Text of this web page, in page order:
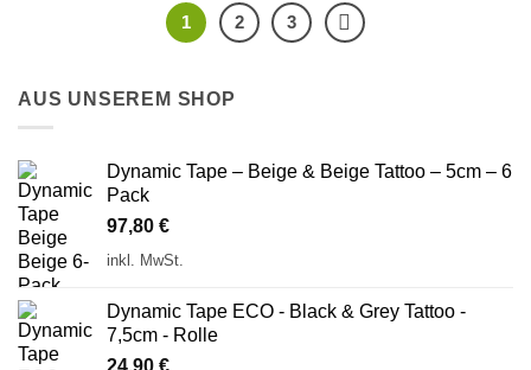
1 2 3
AUS UNSEREM SHOP
Dynamic Tape – Beige & Beige Tattoo – 5cm – 6
Pack
97,80 €
inkl. MwSt.
Dynamic Tape ECO - Black & Grey Tattoo -
7,5cm - Rolle
24,90 €